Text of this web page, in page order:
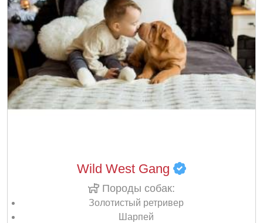
Wild West Gang
Породы собак:
Золотистый ретривер
Шарпей